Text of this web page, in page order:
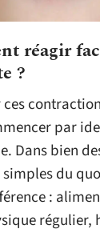
réagir
?
par
Dans bien
du
:
régulier,